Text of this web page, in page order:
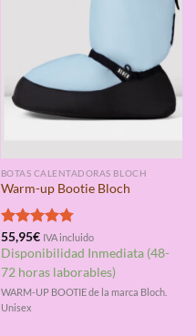
BOTAS CALENTADORAS BLOCH
Warm-up Bootie Bloch
Valorado
con4.75
de 5
55,95€ IVA incluido
Disponibilidad Inmediata (48-
72 horas laborables)
WARM-UP BOOTIE de la marca Bloch.
Unisex